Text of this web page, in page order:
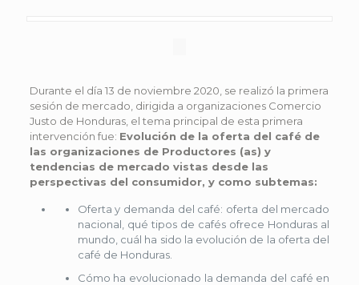
Durante el día 13 de noviembre 2020, se realizó la primera
sesión de mercado, dirigida a organizaciones Comercio
Justo de Honduras, el tema principal de esta primera
intervención fue: Evolución de la oferta del café de
las organizaciones de Productores (as) y
tendencias de mercado vistas desde las
perspectivas del consumidor, y como subtemas:
Oferta y demanda del café: oferta del mercado
nacional, qué tipos de cafés ofrece Honduras al
mundo, cuál ha sido la evolución de la oferta del
café de Honduras.
Cómo ha evolucionado la demanda del café en